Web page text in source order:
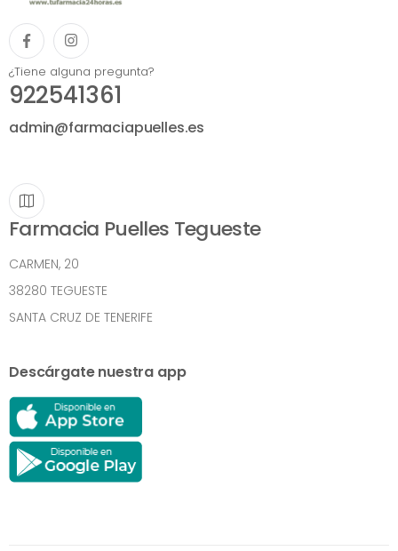
¿Tiene alguna pregunta?
922541361
admin@farmaciapuelles.es
Farmacia Puelles Tegueste
CARMEN, 20
38280 TEGUESTE
SANTA CRUZ DE TENERIFE
Descárgate nuestra app